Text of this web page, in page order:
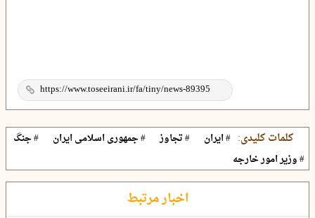
کلمات کلیدی: # ایران # تجاوز # جمهوری اسلامی ایران
# جنگ
# وزیر امور خارجه
اخبار مرتبط